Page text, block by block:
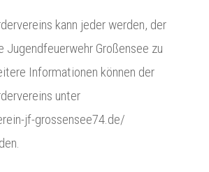
kann jeder werden, der
Jugendfeuerwehr Großensee zu
Informationen können der
unter
jf-grossensee74.de/